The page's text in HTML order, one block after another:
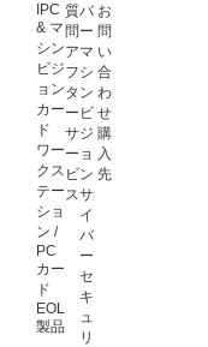
IPC
& マ
シン
ビジ
ョン
カー
ド
ワー
クス
テー
ショ
ン /
PC
カー
ド
EOL
製品
質
問
ア
フ
タ
ー
サ
ー
ビ
ス
バ
ー
マ
シ
ン
ビ
ジ
ョ
ン
サ
イ
バ
ー
セ
キ
ュ
リ
お
問
い
合
わ
せ
購
入
先